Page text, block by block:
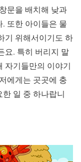
문을 배치해 낮과
또한 아이들은 물
기 위해서이기도 하
요. 특히 버리지 말
자기들만의 이야기
에게는 곳곳에 충
일 중 하나랍니